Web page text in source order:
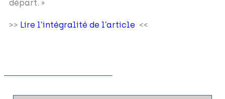
départ. »
>> Lire l’intégralité de l’article <<